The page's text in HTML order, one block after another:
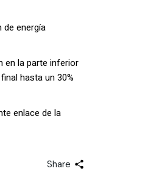
de energía
en la parte inferior
hasta un 30%
enlace de la
Share